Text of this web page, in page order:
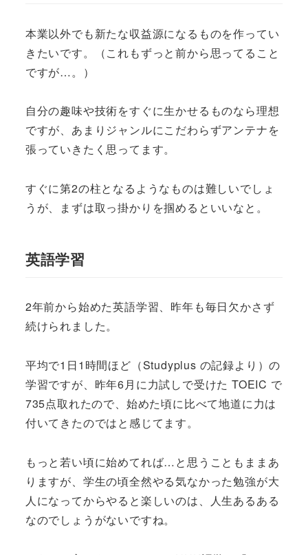
本業以外でも新たな収益源になるものを作ってい
きたいです。（これもずっと前から思ってること
ですが…。）
自分の趣味や技術をすぐに生かせるものなら理想
ですが、あまりジャンルにこだわらずアンテナを
張っていきたく思ってます。
すぐに第2の柱となるようなものは難しいでしょ
うが、まずは取っ掛かりを掴めるといいなと。
英語学習
2年前から始めた英語学習、昨年も毎日欠かさず
続けられました。
平均で1日1時間ほど（Studyplus の記録より）の
学習ですが、昨年6月に力試しで受けた TOEIC で
735点取れたので、始めた頃に比べて地道に力は
付いてきたのではと感じてます。
もっと若い頃に始めてれば…と思うこともままあ
りますが、学生の頃全然やる気なかった勉強が大
人になってからやると楽しいのは、人生あるある
なのでしょうがないですね。